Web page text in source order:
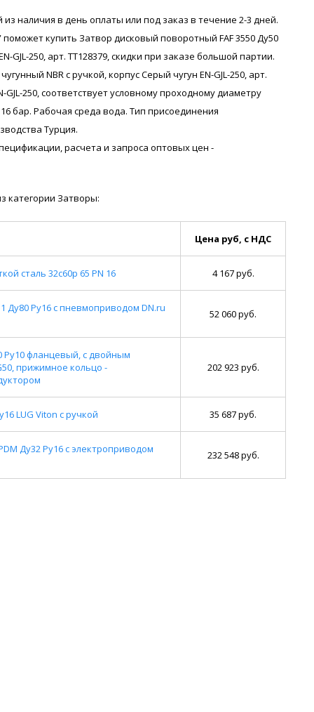
наличия в день оплаты или под заказ в течение 2-3 дней.
купить Затвор дисковый поворотный FAF 3550 Ду50
GJL-250, арт. ТТ128379, скидки при заказе большой партии.
NBR с ручкой, корпус Серый чугун EN-GJL-250, арт.
250, соответствует условному проходному диаметру
бар. Рабочая среда вода. Тип присоединения
Турция.
расчета и запроса оптовых цен -
категории Затворы:
Цена руб, с НДС
сталь 32с60р 65 PN 16 4 167 руб.
Ду80 Ру16 с пневмоприводом DN.ru
52 060 руб.
Ру10 фланцевый, с двойным
прижимное кольцо -
202 923 руб.
LUG Viton с ручкой 35 687 руб.
Ду32 Ру16 с электроприводом
232 548 руб.